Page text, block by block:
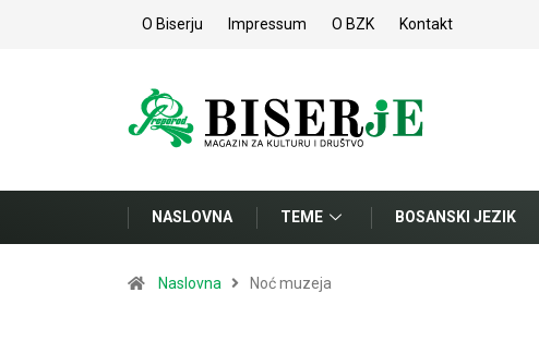
O Biserju Impressum O BZK Kontakt
NASLOVNA TEME BOSANSKI JEZIK
Naslovna Noć muzeja